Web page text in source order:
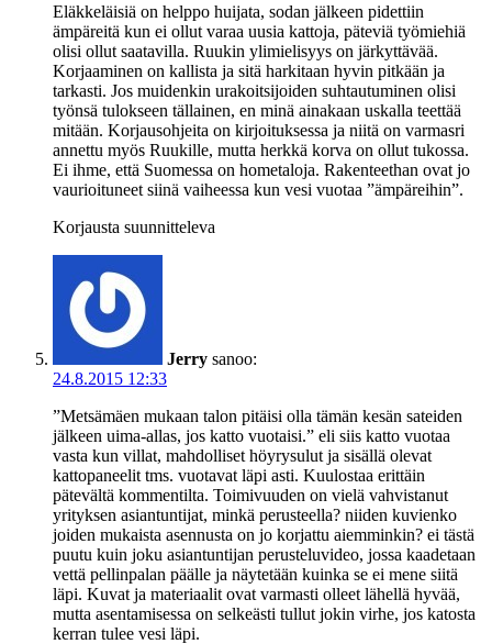
Eläkkeläisiä on helppo huijata, sodan jälkeen pidettiin
ämpäreitä kun ei ollut varaa uusia kattoja, päteviä työmiehiä
olisi ollut saatavilla. Ruukin ylimielisyys on järkyttävää.
Korjaaminen on kallista ja sitä harkitaan hyvin pitkään ja
tarkasti. Jos muidenkin urakoitsijoiden suhtautuminen olisi
työnsä tulokseen tällainen, en minä ainakaan uskalla teettää
mitään. Korjausohjeita on kirjoituksessa ja niitä on varmasri
annettu myös Ruukille, mutta herkkä korva on ollut tukossa.
Ei ihme, että Suomessa on hometaloja. Rakenteethan ovat jo
vaurioituneet siinä vaiheessa kun vesi vuotaa ”ämpäreihin”.
Korjausta suunnitteleva
Jerry sanoo:
24.8.2015 12:33
”Metsämäen mukaan talon pitäisi olla tämän kesän sateiden
jälkeen uima-allas, jos katto vuotaisi.” eli siis katto vuotaa
vasta kun villat, mahdolliset höyrysulut ja sisällä olevat
kattopaneelit tms. vuotavat läpi asti. Kuulostaa erittäin
pätevältä kommentilta. Toimivuuden on vielä vahvistanut
yrityksen asiantuntijat, minkä perusteella? niiden kuvienko
joiden mukaista asennusta on jo korjattu aiemminkin? ei tästä
puutu kuin joku asiantuntijan perusteluvideo, jossa kaadetaan
vettä pellinpalan päälle ja näytetään kuinka se ei mene siitä
läpi. Kuvat ja materiaalit ovat varmasti olleet lähellä hyvää,
mutta asentamisessa on selkeästi tullut jokin virhe, jos katosta
kerran tulee vesi läpi.